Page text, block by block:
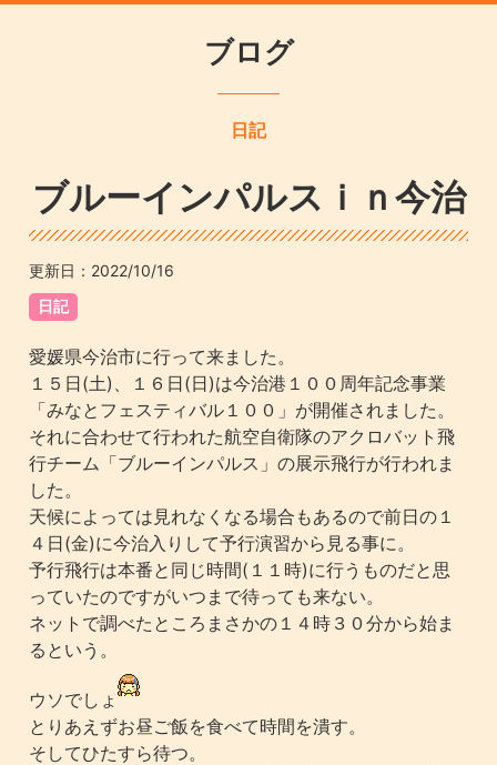
ブログ
日記
ブルーインパルスｉｎ今治
更新日： 2022/10/16
日記
愛媛県今治市に行って来ました。
１５日(土)、１６日(日)は今治港１００周年記念事業
「みなとフェスティバル１００」が開催されました。
それに合わせて行われた航空自衛隊のアクロバット飛
行チーム「ブルーインパルス」の展示飛行が行われま
した。
天候によっては見れなくなる場合もあるので前日の１
４日(金)に今治入りして予行演習から見る事に。
予行飛行は本番と同じ時間(１１時)に行うものだと思
っていたのですがいつまで待っても来ない。
ネットで調べたところまさかの１４時３０分から始ま
るという。
ウソでしょ
とりあえずお昼ご飯を食べて時間を潰す。
そしてひたすら待つ。